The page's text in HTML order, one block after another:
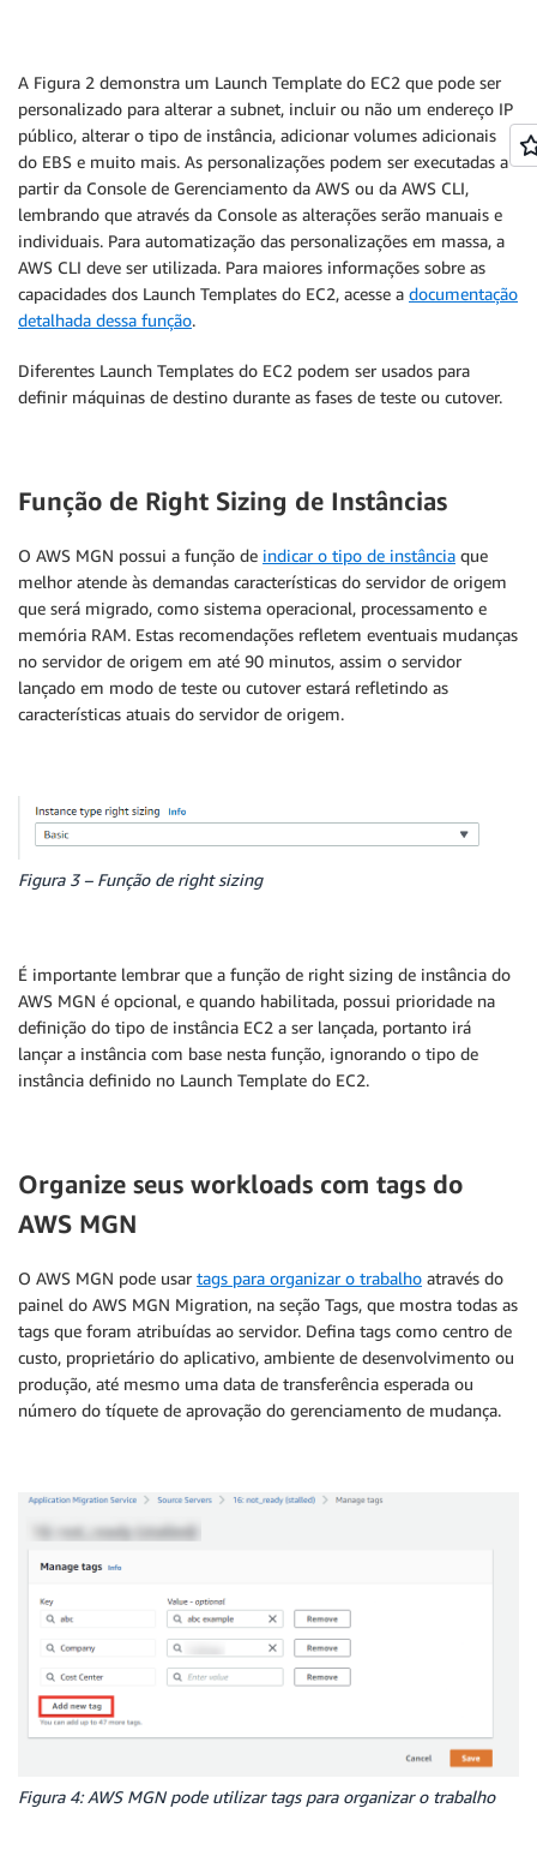
A Figura 2 demonstra um Launch Template do EC2 que pode ser
personalizado para alterar a subnet, incluir ou não um endereço IP
público, alterar o tipo de instância, adicionar volumes adicionais
do EBS e muito mais. As personalizações podem ser executadas a
partir da Console de Gerenciamento da AWS ou da AWS CLI,
lembrando que através da Console as alterações serão manuais e
individuais. Para automatização das personalizações em massa, a
AWS CLI deve ser utilizada. Para maiores informações sobre as
capacidades dos Launch Templates do EC2, acesse a documentação
detalhada dessa função.
Diferentes Launch Templates do EC2 podem ser usados para
definir máquinas de destino durante as fases de teste ou cutover.
Função de Right Sizing de Instâncias
O AWS MGN possui a função de indicar o tipo de instância que
melhor atende às demandas características do servidor de origem
que será migrado, como sistema operacional, processamento e
memória RAM. Estas recomendações refletem eventuais mudanças
no servidor de origem em até 90 minutos, assim o servidor
lançado em modo de teste ou cutover estará refletindo as
características atuais do servidor de origem.
Figura 3 – Função de right sizing
É importante lembrar que a função de right sizing de instância do
AWS MGN é opcional, e quando habilitada, possui prioridade na
definição do tipo de instância EC2 a ser lançada, portanto irá
lançar a instância com base nesta função, ignorando o tipo de
instância definido no Launch Template do EC2.
Organize seus workloads com tags do
AWS MGN
O AWS MGN pode usar tags para organizar o trabalho através do
painel do AWS MGN Migration, na seção Tags, que mostra todas as
tags que foram atribuídas ao servidor. Defina tags como centro de
custo, proprietário do aplicativo, ambiente de desenvolvimento ou
produção, até mesmo uma data de transferência esperada ou
número do tíquete de aprovação do gerenciamento de mudança.
Figura 4: AWS MGN pode utilizar tags para organizar o trabalho